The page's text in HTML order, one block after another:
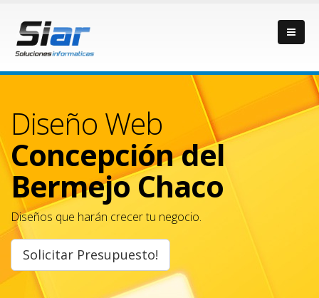
Diseño Web
Concepción del
Bermejo Chaco
Diseños que harán crecer tu negocio.
Solicitar Presupuesto!